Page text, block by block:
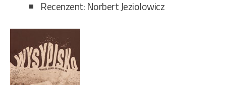
Recenzent: Norbert Jeziolowicz